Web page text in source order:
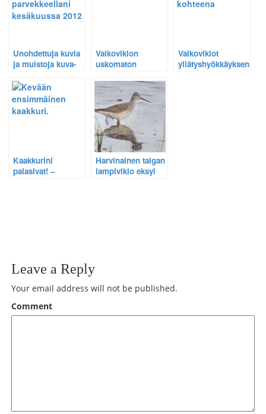
Unohdettuja kuvia
ja muistoja kuva-
Valkoviklon
uskomaton
tallentui videolle.
Valkoviklot
yllätyshyökkäyksen
Kaakkurini
palasivat! –
Harvinainen taigan
lampiviklo eksyi
Leave a Reply
Your email address will not be published.
Comment